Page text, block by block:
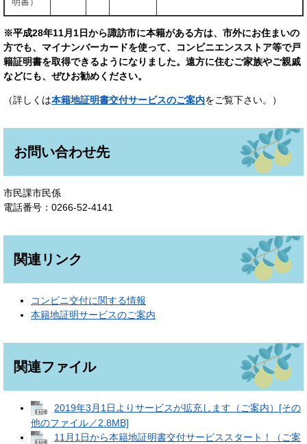
※平成28年11月1日から諏訪市に本籍がある方は、市外にお住まいの
方でも、マイナンバーカードを使って、コンビニエンスストア等で戸
籍証明書を取得できるようになりました。遠方に住むご家族やご親戚
などにも、ぜひお勧めください。
（詳しくは本籍地証明書交付サービスのご案内をご覧下さい。）
お問い合わせ先
市民課市民係
電話番号：0266-52-4141
関連リンク
コンビニ交付に関する情報
本籍地証明サービスのご案内
関連ファイル
2019年3月1日よりサービスが拡充します（ご案内）[その
他のファイル／2.8MB]
11月1日から本籍地証明書交付サービススタート！（ご案